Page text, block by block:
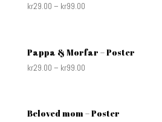
kr29.00 – kr99.00
Pappa & Morfar – Poster
kr29.00 – kr99.00
Beloved mom – Poster